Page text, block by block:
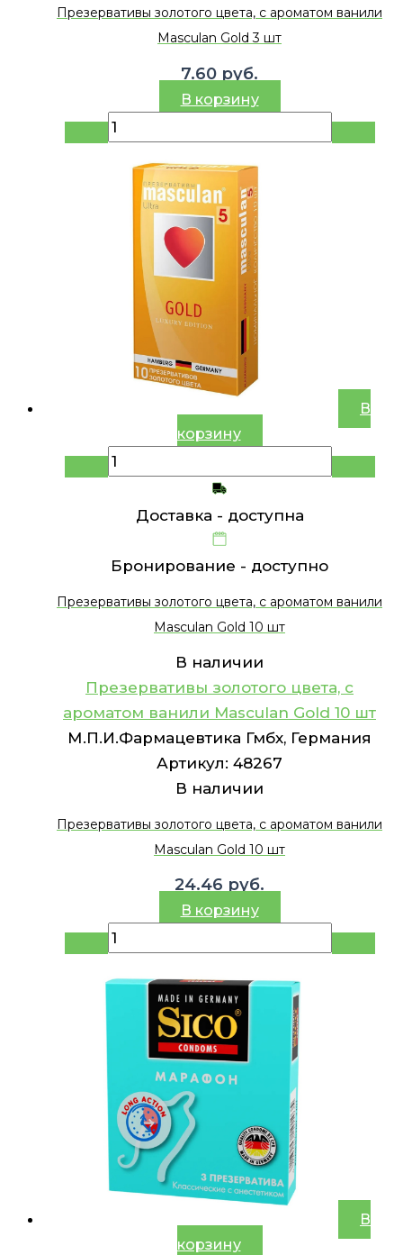
Презервативы золотого цвета, с ароматом ванили
Masculan Gold 3 шт
7.60 руб.
В корзину
В
корзину
Доставка - доступна
Бронирование - доступно
Презервативы золотого цвета, с ароматом ванили
Masculan Gold 10 шт
В наличии
Презервативы золотого цвета, с
ароматом ванили Masculan Gold 10 шт
М.П.И.Фармацевтика Гмбх, Германия
Артикул: 48267
В наличии
Презервативы золотого цвета, с ароматом ванили
Masculan Gold 10 шт
24.46 руб.
В корзину
В
корзину